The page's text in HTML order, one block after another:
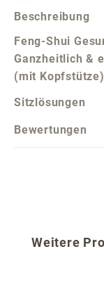
Beschreibung
Feng-Shui
Ganzheitlich &
(mit
Sitzlösungen
Bewertungen
Weitere